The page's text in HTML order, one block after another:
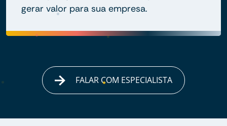
gerar valor para sua empresa.
FALAR COM ESPECIALISTA